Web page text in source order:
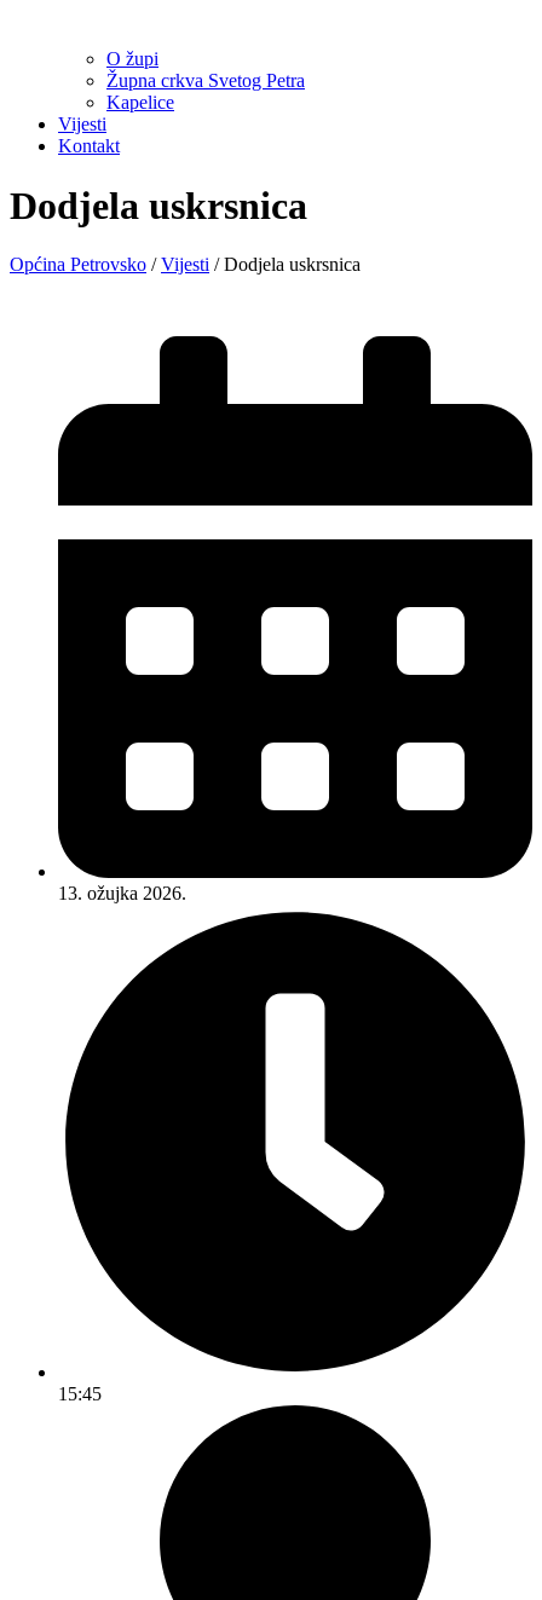
O župi
Župna crkva Svetog Petra
Kapelice
Vijesti
Kontakt
Dodjela uskrsnica
Općina Petrovsko /Vijesti /Dodjela uskrsnica
13. ožujka 2026.
15:45